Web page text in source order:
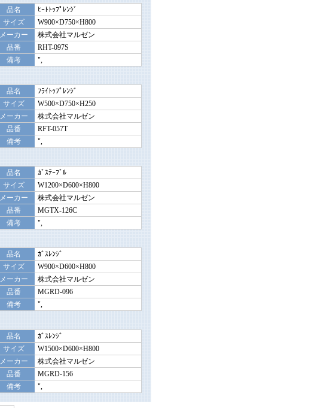
品名
ﾋｰﾄﾄｯﾌﾟﾚﾝｼﾞ
サイズ
W900×D750×H800
メーカー
株式会社マルゼン
品番
RHT-097S
備考
",
品名
ﾌﾗｲﾄｯﾌﾟﾚﾝｼﾞ
サイズ
W500×D750×H250
メーカー
株式会社マルゼン
品番
RFT-057T
備考
",
品名
ｶﾞｽﾃｰﾌﾞﾙ
サイズ
W1200×D600×H800
メーカー
株式会社マルゼン
品番
MGTX-126C
備考
",
品名
ｶﾞｽﾚﾝｼﾞ
サイズ
W900×D600×H800
メーカー
株式会社マルゼン
品番
MGRD-096
備考
",
品名
ｶﾞｽﾚﾝｼﾞ
サイズ
W1500×D600×H800
メーカー
株式会社マルゼン
品番
MGRD-156
備考
",